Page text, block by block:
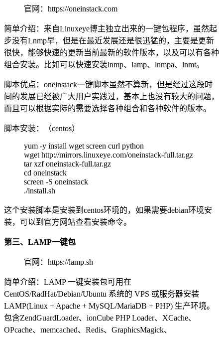
官网：https://oneinstack.com
简单介绍：来自Linuxeye博主独立出来的一键包程序，虽然起
步没有Lnmp早，但是在最近发展还是很迅猛的，主要是更新
很快，能够快速的更新当前最新的软件版本，以及可以有各种
组合安装。比如可以快速安装lnmp、lamp、lnmpa、lnmt。
脚本优点：oneinstack一键脚本虽然不算新，但是经过这段时
间的发展已经被广大用户实践过，基本上也没有较大的问题，
而且可以根据实际的需要选择各种组合和各种软件的版本。
脚本安装：（centos）
yum -y install wget screen curl python
wget http://mirrors.linuxeye.com/oneinstack-full.tar.gz
tar xzf oneinstack-full.tar.gz
cd oneinstack
screen -S oneinstack
./install.sh
这个安装脚本是安装到centos环境的，如果需要debian环境安
装，可以到官方网站查看安装命令。
第三、LAMP一键包
官网：https://lamp.sh
简单介绍：LAMP 一键安装包可用在
CentOS/RadHat/Debian/Ubuntu 系统的 VPS 或服务器安装
LAMP(Linux + Apache + MySQL/MariaDB + PHP) 生产环境。
包含ZendGuardLoader、ionCube PHP Loader、XCache、
OPcache、memcached、Redis、GraphicsMagick、